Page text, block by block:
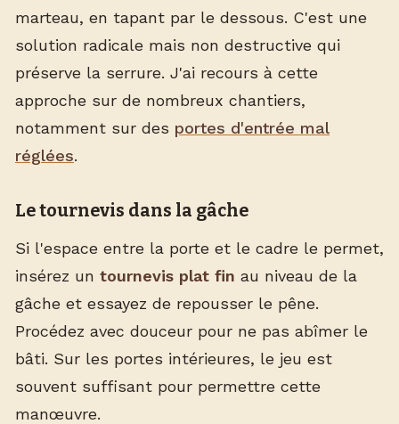
marteau, en tapant par le dessous. C'est une
solution radicale mais non destructive qui
préserve la serrure. J'ai recours à cette
approche sur de nombreux chantiers,
notamment sur des portes d'entrée mal
réglées.
Le tournevis dans la gâche
Si l'espace entre la porte et le cadre le permet,
insérez un tournevis plat fin au niveau de la
gâche et essayez de repousser le pêne.
Procédez avec douceur pour ne pas abîmer le
bâti. Sur les portes intérieures, le jeu est
souvent suffisant pour permettre cette
manœuvre.